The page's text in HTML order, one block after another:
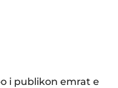
i publikon emrat e